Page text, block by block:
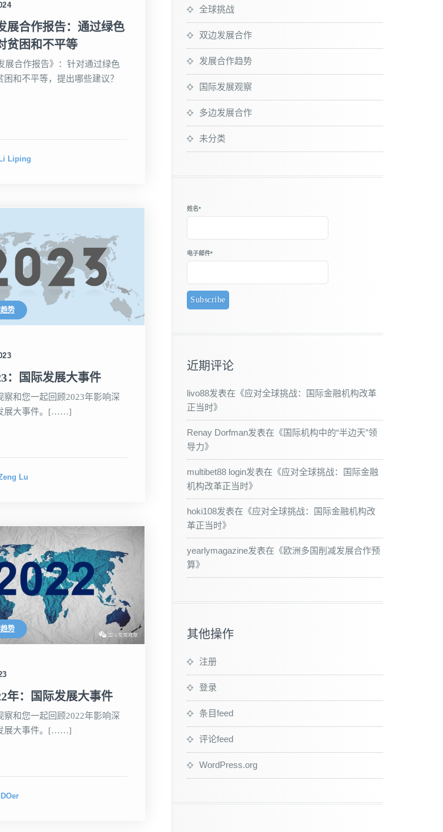
展合作报告：通过绿色
贫困和不平等
展合作报告》：针对通过绿色
困和不平等，提出哪些建议？
Li Liping
势
：国际发展大事件
察和您一起回顾2023年影响深
展大事件。[……]
Lu
势
年：国际发展大事件
察和您一起回顾2022年影响深
展大事件。[……]
IDOer
全球挑战
双边发展合作
发展合作趋势
国际发展观察
多边发展合作
未分类
姓名*
电子邮件*
近期评论
livo88发表在《应对全球挑战：国际金融机构改革
正当时》
Renay Dorfman发表在《国际机构中的“半边天”领
导力》
multibet88 login发表在《应对全球挑战：国际金融
机构改革正当时》
hoki108发表在《应对全球挑战：国际金融机构改
革正当时》
yearlymagazine发表在《欧洲多国削减发展合作预
算》
其他操作
注册
登录
条目feed
评论feed
WordPress.org